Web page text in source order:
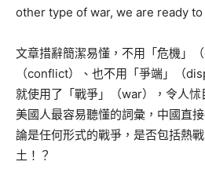
other type of war, we are ready
文章措辭簡潔易懂，不用「危機」
（conflict）、也不用「爭端」（
就使用了「戰爭」（war），令人
美國人最容易聽懂的詞彙，中國直
論是任何形式的戰爭，是否包括熱
土！？